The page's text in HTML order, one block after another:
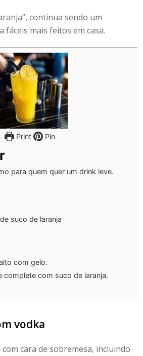
continua sendo um
fáceis mais feitos em casa.
Print Pin
para quem quer um drink leve.
suco de laranja
com gelo.
complete com suco de laranja.
vodka
cara de sobremesa, incluindo